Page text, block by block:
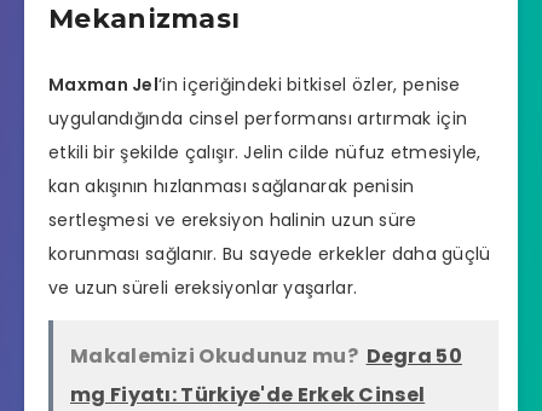
Mekanizması
Maxman Jel‘in içeriğindeki bitkisel özler, penise
uygulandığında cinsel performansı artırmak için
etkili bir şekilde çalışır. Jelin cilde nüfuz etmesiyle,
kan akışının hızlanması sağlanarak penisin
sertleşmesi ve ereksiyon halinin uzun süre
korunması sağlanır. Bu sayede erkekler daha güçlü
ve uzun süreli ereksiyonlar yaşarlar.
Makalemizi Okudunuz mu? Degra 50
mg Fiyatı: Türkiye'de Erkek Cinsel